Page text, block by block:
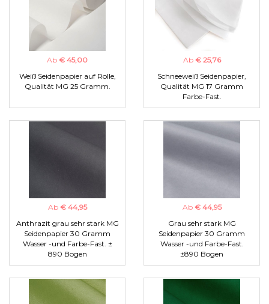
Ab € 45,00
Weiß Seidenpapier auf Rolle,
Qualität MG 25 Gramm.
Ab € 25,76
Schneeweiß Seidenpapier,
Qualität MG 17 Gramm
Farbe-Fast.
Ab € 44,95
Anthrazit grau sehr stark MG
Seidenpapier 30 Gramm
Wasser -und Farbe-Fast. ±
890 Bogen
Ab € 44,95
Grau sehr stark MG
Seidenpapier 30 Gramm
Wasser -und Farbe-Fast.
±890 Bogen